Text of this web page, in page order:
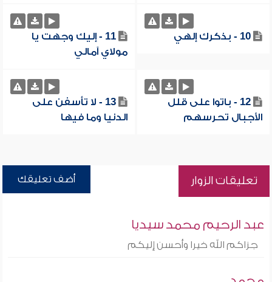
10 - بذكرك إلهي
11 - إليك وجهت يا
مولاي آمالي
12 - باتوا على قلل
الأجبال تحرسهم
13 - لا تأسفن على
الدنيا وما فيها
تعليقات الزوار أضف تعليقك
عبد الرحيم محمد سيديا
جزاكم الله خيرا وأحسن إليكم